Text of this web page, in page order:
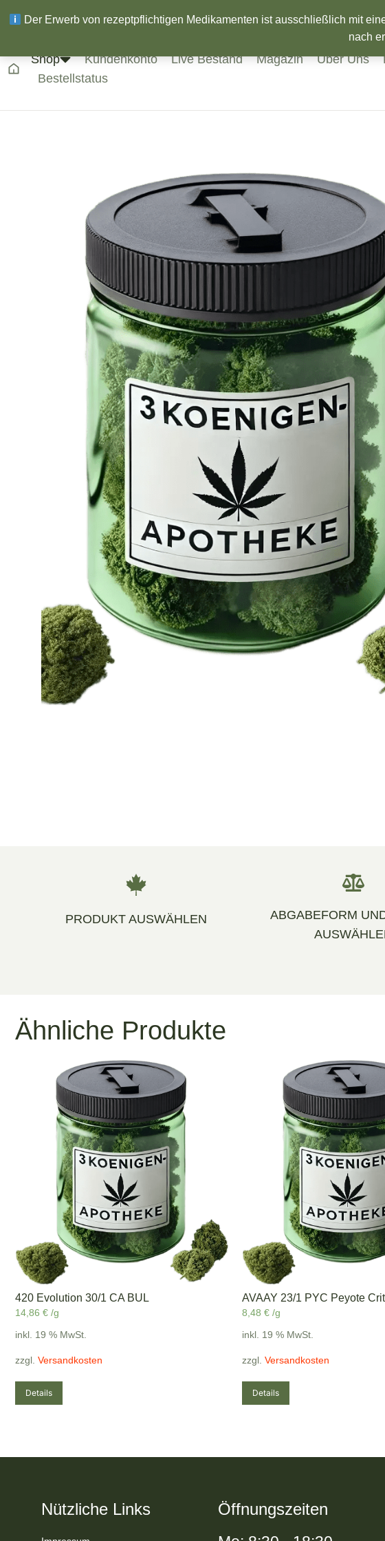
Shop Kundenkonto Live Bestand Magazin Über Uns
Bestellstatus
PRODUKT AUSWÄHLEN
ABGABEFORM
Ähnliche Produkte
420 Evolution 30/1 CA BUL
14,86 € /g
inkl. 19 % MwSt.
zzgl. Versandkosten
Details
AVAAY 23/1 PYC Peyote
8,48 € /g
inkl. 19 % MwSt.
zzgl. Versandkosten
Details
Nützliche Links Öffnungszeiten
Der Erwerb von rezeptpflichtigen Medikamenten ist ausschließlich mit
nach